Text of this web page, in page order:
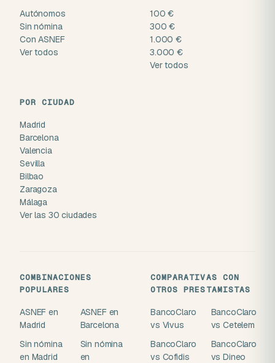
Autónomos
Sin nómina
Con ASNEF
Ver todos
100 €
300 €
1.000 €
3.000 €
Ver todos
POR CIUDAD
Madrid
Barcelona
Valencia
Sevilla
Bilbao
Zaragoza
Málaga
Ver las 30 ciudades
COMBINACIONES
POPULARES
ASNEF en
Madrid
ASNEF en
Barcelona
Sin nómina
en Madrid
Sin nómina
en
COMPARATIVAS CON
OTROS PRESTAMISTAS
BancoClaro
vs Vivus
BancoClaro
vs Cetelem
BancoClaro
vs Cofidis
BancoClaro
vs Dineo